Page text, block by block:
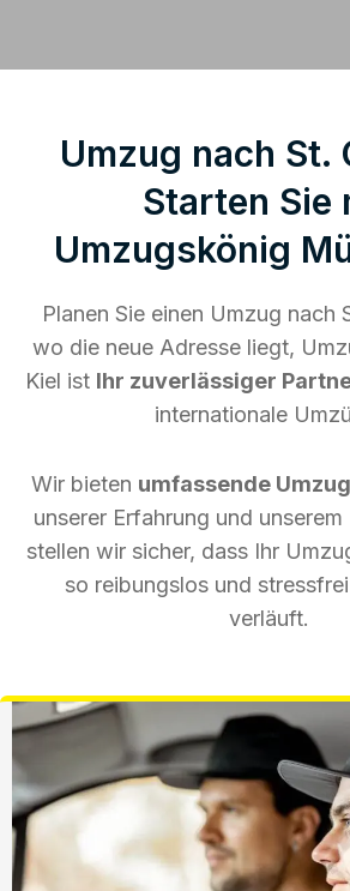
Umzug nach St.
Starten Sie
Umzugskönig
Planen Sie einen Umzug nach
wo die neue Adresse liegt,
Kiel ist Ihr zuverlässiger
internationale
Wir bieten umfassende
unserer Erfahrung und
stellen wir sicher, dass Ihr
so reibungslos und
verläuft.